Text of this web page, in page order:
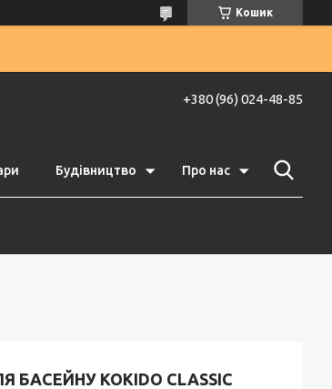
Кошик
+380 (96) 024-48-85
Будівництво Про нас
БАСЕЙНУ KOKIDO CLASSIC